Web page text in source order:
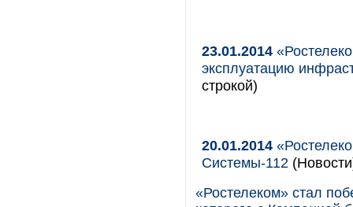
23.01.2014
эксплуатацию
строкой)
20.01.2014
Системы-112
«Ростелеком» стал